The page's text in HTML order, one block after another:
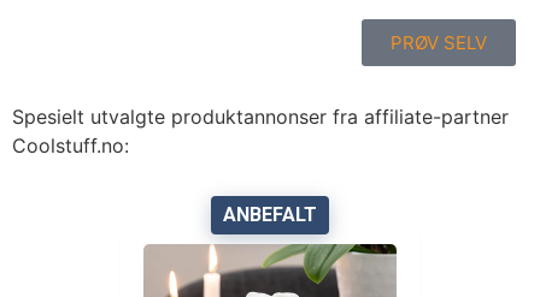
PRØV SELV
Spesielt utvalgte produktannonser fra affiliate-partner
Coolstuff.no:
ANBEFALT